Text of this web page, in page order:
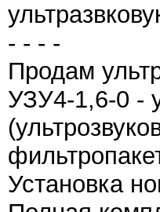
- - - -
Продам
УЗУ4-1,6-0 -
Установка